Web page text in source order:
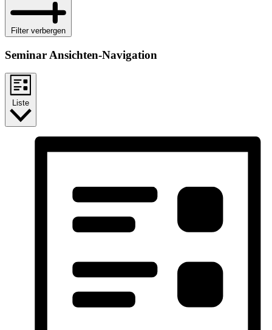
Filter verbergen
Seminar Ansichten-Navigation
Liste